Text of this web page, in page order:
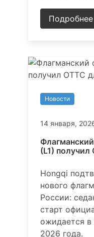
Подробнее
Новости
14 января,
(L1)
Hongqi
нового
России:
старт
ожидается в
2026 года.